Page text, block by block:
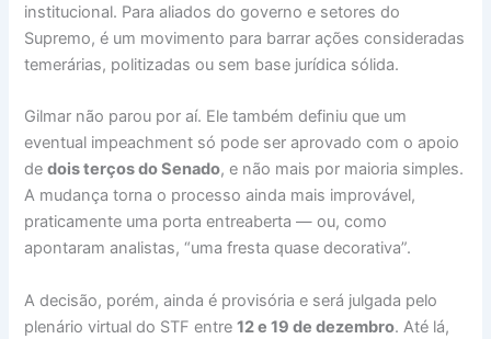
institucional. Para aliados do governo e setores do
Supremo, é um movimento para barrar ações consideradas
temerárias, politizadas ou sem base jurídica sólida.
Gilmar não parou por aí. Ele também definiu que um
eventual impeachment só pode ser aprovado com o apoio
dedois terços do Senado, e não mais por maioria simples.
A mudança torna o processo ainda mais improvável,
praticamente uma porta entreaberta — ou, como
apontaram analistas, “uma fresta quase decorativa”.
A decisão, porém, ainda é provisória e será julgada pelo
plenário virtual do STF entre12 e 19 de dezembro. Até lá,